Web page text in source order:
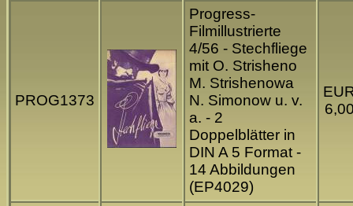
PROG1373
Progress-
Filmillustrierte
4/56 - Stechfliege
mit O. Strisheno
M. Strishenowa
N. Simonow u. v.
a. - 2
Doppelblätter in
DIN A 5 Format -
14 Abbildungen
(EP4029)